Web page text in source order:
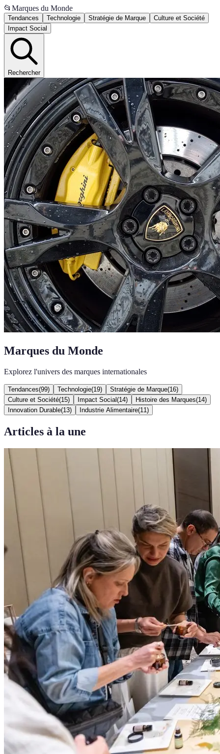
📂 Marques du Monde
Tendances Technologie Stratégie de Marque
Culture et Société
Impact Social
Rechercher
Marques du Monde
Explorez l'univers des marques internationales
Tendances(99) Technologie(19) Stratégie de Marque(16)
Culture et Société(15) Impact Social (14) Histoire des Marques(14)
Innovation Durable(13) Industrie Alimentaire(11 )
Articles à la une